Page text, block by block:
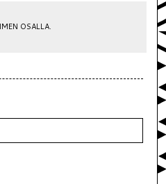
OSALLA.